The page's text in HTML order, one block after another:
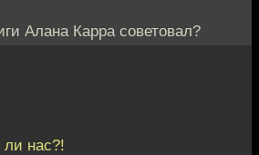
Алана Карра советовал?
нас?!